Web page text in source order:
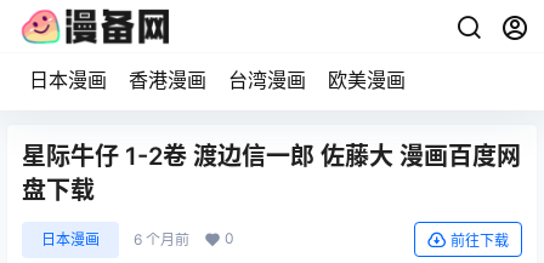
日本漫画 香港漫画 台湾漫画 欧美漫画
星际牛仔 1-2卷 渡边信一郎 佐藤大 漫画百度网
盘下载
日本漫画 6 个月前 0 前往下载